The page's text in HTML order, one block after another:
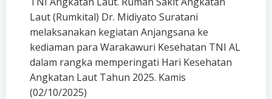
Laut (Rumkital) Dr. Midiyato Suratani
melaksanakan kegiatan Anjangsana ke
kediaman para Warakawuri Kesehatan TNI AL
dalam rangka memperingati Hari Kesehatan
Angkatan Laut Tahun 2025. Kamis
(02/10/2025)